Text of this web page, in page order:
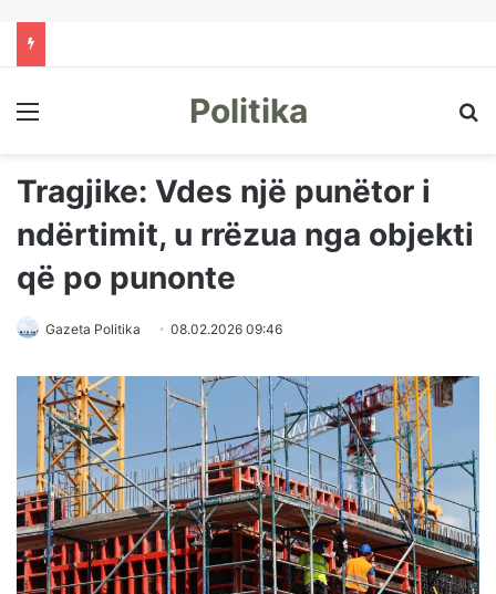
Menu Politika
Tragjike: Vdes një punëtor i
ndërtimit, u rrëzua nga objekti
që po punonte
Gazeta Politika 08.02.2026 09:46